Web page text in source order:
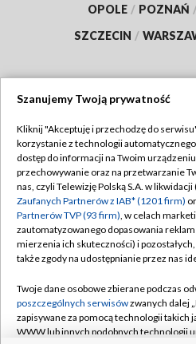
OPOLE / POZNAŃ
SZCZECIN /
TVP
Abonament TVP
Emisja w TVP
Centrum informacji TVP
Naziemna Telewizja Cyfrowa
Rada Programowa
System NOS
Polityka
Moje
Szanujemy Twoją prywatność
Kliknij "Akceptuję i przechodzę do
korzystanie z technologii
dostęp do informacji na Twoim
przechowywanie oraz na przetwarzanie
nas, czyli Telewizję Polską S.A. w
Zaufanych Partnerów z IAB* (1201 firm)
Partnerów TVP (93 firm), w celach
zautomatyzowanego dopasowania
mierzenia ich skuteczności) i
także zgody na udostępnianie przez nas
Twoje dane osobowe zbierane podczas
poszczególnych serwisówzwanych dalej
zapisywane za pomocą technologii takich
WWW lub innych podobnych technologii